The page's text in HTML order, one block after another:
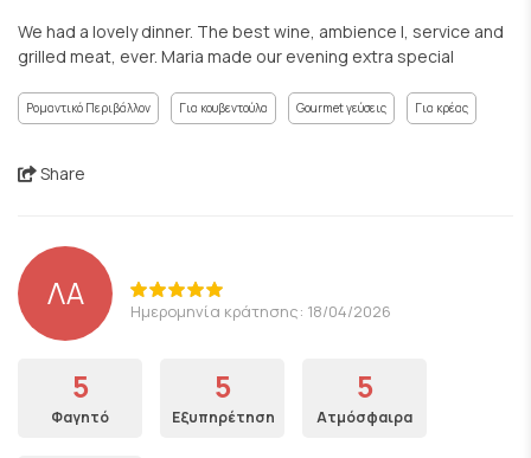
We had a lovely dinner. The best wine, ambience l, service and
grilled meat, ever. Maria made our evening extra special
Ρομαντικό Περιβάλλον Για κουβεντούλα Gourmet γεύσεις Για κρέας
Share
ΛΑ Ημερομηνία κράτησης: 18/04/2026
5
Φαγητό
5
Εξυπηρέτηση
5
Ατμόσφαιρα